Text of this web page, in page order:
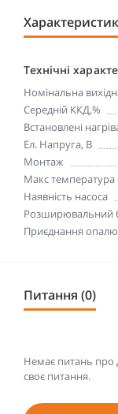
Технічні
Номінальна
Середній ККД,%
Встановлені
Ел. Напруга, В
Монтаж
Макс температура
Наявність насоса
Розширювальний
Приєднання
Питання (0)
Немає питань про
своє питання.